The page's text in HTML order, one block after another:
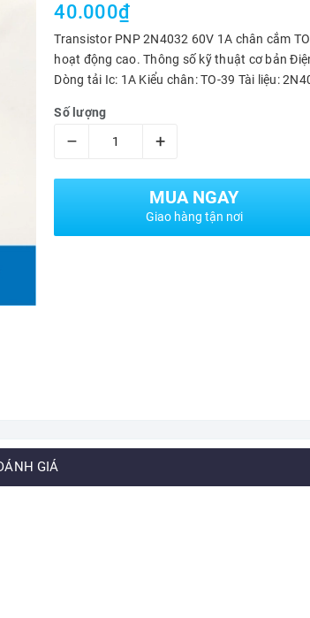
40.000₫
Transistor PNP 2N4032 60V 1A chân cắm
hoạt động cao. Thông số kỹ thuật cơ bản
Dòng tải Ic: 1A Kiểu chân: TO-39 Tài liệu:
Số lượng
– +
MUA NGAY
Giao hàng tận nơi
GIÁ